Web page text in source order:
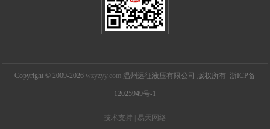
Copyright © 2009-2026 wzyzyy.com 温州远征液压有限公司 版权所有 浙ICP备
12025949号-1
技术支持 | 易天网络